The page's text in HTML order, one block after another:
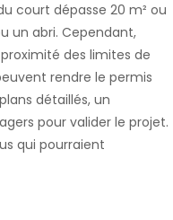
court dépasse 20 m² ou
un abri. Cependant,
des limites de
rendre le permis
détaillés, un
pour valider le projet.
qui pourraient